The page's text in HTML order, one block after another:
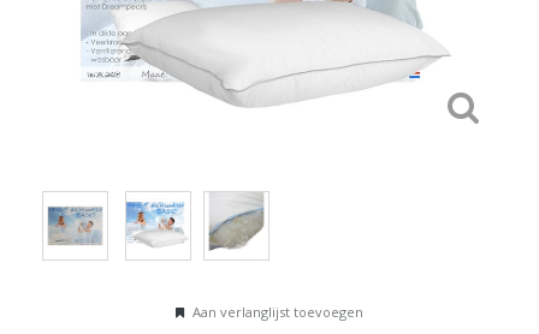
Aan verlanglijst toevoegen